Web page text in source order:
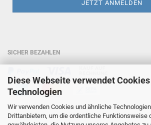
Diese Webseite verwendet
Technologien
Wir verwenden Cookies und ähnliche
Drittanbietern, um die ordentliche Funktionsweise
SICHER BEZAHLEN
HOTLINE